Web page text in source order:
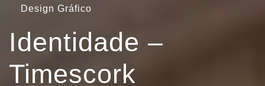
Design Gráfico
Identidade –
Timescork